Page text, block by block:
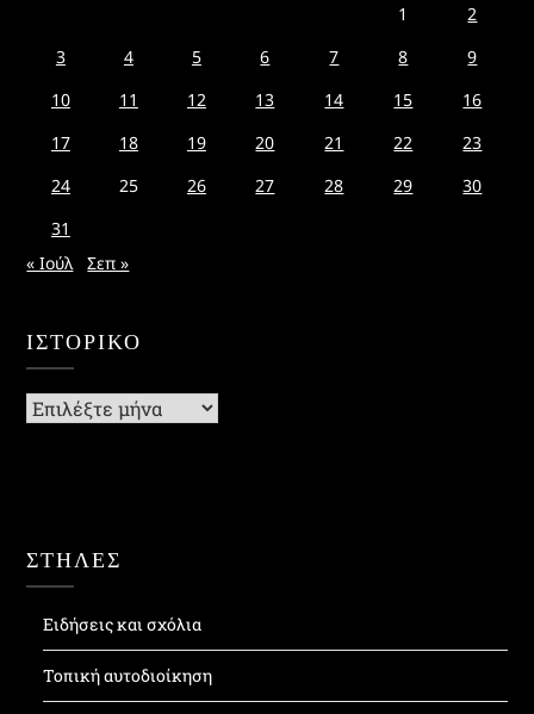
1
2
3
4 5 6 7 8
9
10
11 12 13 14 15
16
17
18 19 20 21 22
23
24
25 26 27 28 29
30
31
« Ιούλ
Σεπ »
ΙΣΤΟΡΙΚΌ
Ιστορικό
ΣΤΗΛΕΣ
Ειδήσεις και σχόλια
Τοπική αυτοδιοίκηση